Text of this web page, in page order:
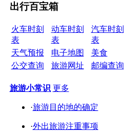
出行百宝箱
火车时刻
表
动车时刻
表
汽车时刻
表
天气预报
电子地图
美食
公交查询
旅游网址 邮编查询
旅游小常识 更多
·旅游目的地的确定
·外出旅游注重事项